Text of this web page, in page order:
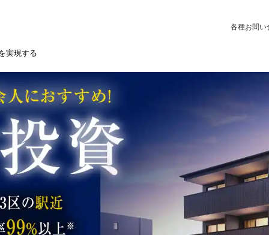
実現する
各種お問い